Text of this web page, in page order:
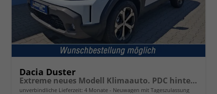
Dacia Duster
Extreme neues Modell Klimaauto. PDC hinten Kamera Tempomat Hands-free K. 17 Zoll Leichtmetallf.
unverbindliche Lieferzeit: 4 Monate Neuwagen mit Tageszulassung